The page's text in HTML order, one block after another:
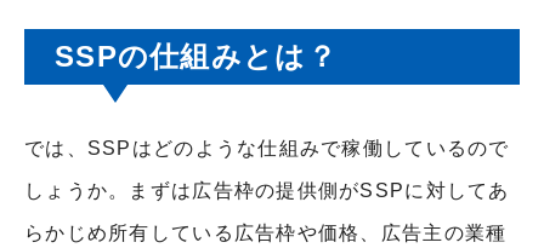
SSPの仕組みとは？
では、SSPはどのような仕組みで稼働しているので
しょうか。まずは広告枠の提供側がSSPに対してあ
らかじめ所有している広告枠や価格、広告主の業種